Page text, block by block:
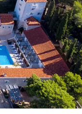
Navegación de
na Moru
Navegación de